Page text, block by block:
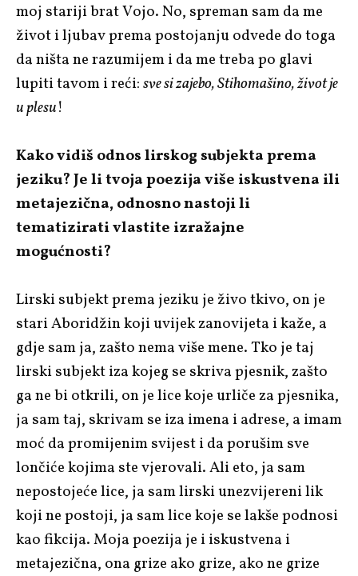
moj stariji brat Vojo. No, spreman sam da me
život i ljubav prema postojanju odvede do toga
da ništa ne razumijem i da me treba po glavi
lupiti tavom i reći:sve si zajebo, Stihomašino, život je
u plesu!
Kako vidiš odnos lirskog subjekta prema
jeziku? Je li tvoja poezija više iskustvena ili
metajezična, odnosno nastoji li
tematizirati vlastite izražajne
mogućnosti?
Lirski subjekt prema jeziku je živo tkivo, on je
stari Aboridžin koji uvijek zanovijeta i kaže, a
gdje sam ja, zašto nema više mene. Tko je taj
lirski subjekt iza kojeg se skriva pjesnik, zašto
ga ne bi otkrili, on je lice koje urliče za pjesnika,
ja sam taj, skrivam se iza imena i adrese, a imam
moć da promijenim svijest i da porušim sve
lončiće kojima ste vjerovali. Ali eto, ja sam
nepostojeće lice, ja sam lirski unezvijereni lik
koji ne postoji, ja sam lice koje se lakše podnosi
kao fikcija. Moja poezija je i iskustvena i
metajezična, ona grize ako grize, ako ne grize